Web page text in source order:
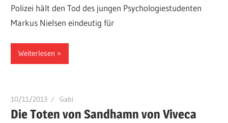
Polizei hält den Tod des jungen Psychologiestudenten
Markus Nielsen eindeutig für
Weiterlesen
10/11/2013 Gabi
Die Toten von Sandhamn von Viveca